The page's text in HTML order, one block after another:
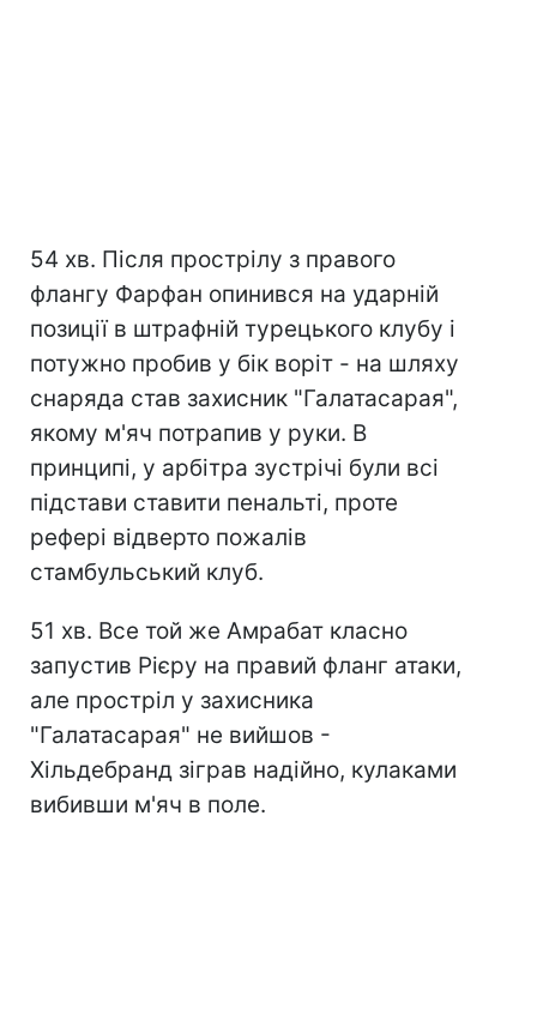
54 хв. Після прострілу з правого
флангу Фарфан опинився на ударній
позиції в штрафній турецького клубу і
потужно пробив у бік воріт - на шляху
снаряда став захисник "Галатасарая",
якому м'яч потрапив у руки. В
принципі, у арбітра зустрічі були всі
підстави ставити пенальті, проте
рефері відверто пожалів
стамбульський клуб.
51 хв. Все той же Амрабат класно
запустив Рієру на правий фланг атаки,
але простріл у захисника
"Галатасарая" не вийшов -
Хільдебранд зіграв надійно, кулаками
вибивши м'яч в поле.